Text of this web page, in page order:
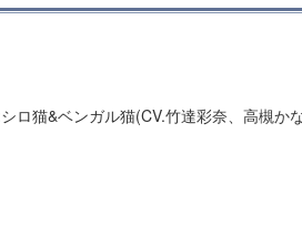
ロ猫&ベンガル猫(CV.竹達彩奈、高槻か